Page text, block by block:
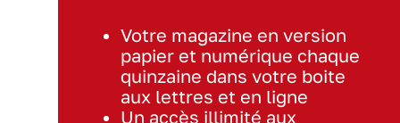
Votre magazine en version
papier et numérique chaque
quinzaine dans votre boite
aux lettres et en ligne
Un accès illimité aux